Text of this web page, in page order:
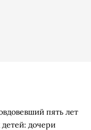
пять лет
дочери